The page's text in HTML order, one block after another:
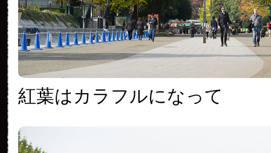
紅葉はカラフルになって